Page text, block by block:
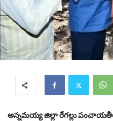
అన్నమయ్య జిల్లా రేగల్లు